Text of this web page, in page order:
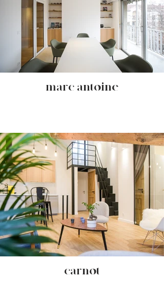
- marc antoine -
- carnot -